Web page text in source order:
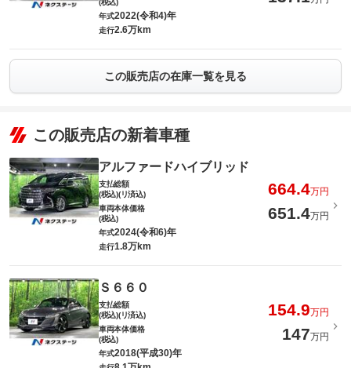
年式2022(令和4)年
走行2.6万km
この販売店の在庫一覧を見る
この販売店の新着車種
アルファードハイブリッド
支払総額
(税込)(リ済込)
664.4万円
車両本体価格
(税込)
651.4万円
年式2024(令和6)年
走行1.8万km
Ｓ６６０
支払総額
(税込)(リ済込)
154.9万円
車両本体価格
(税込)
147万円
年式2018(平成30)年